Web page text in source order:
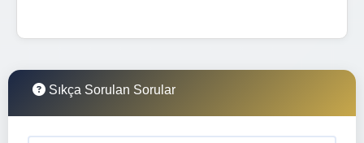
Sıkça Sorulan Sorular